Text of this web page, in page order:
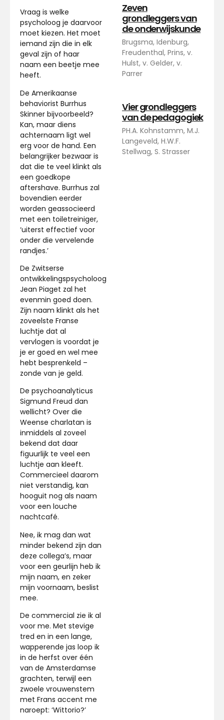
Vraag is welke
psycholoog je daarvoor
moet kiezen. Het moet
iemand zijn die in elk
geval zijn of haar
naam een beetje mee
heeft.
De Amerikaanse
behaviorist Burrhus
Skinner bijvoorbeeld?
Kan, maar diens
achternaam ligt wel
erg voor de hand. Een
belangrijker bezwaar is
dat die te veel klinkt als
een goedkope
aftershave. Burrhus zal
bovendien eerder
worden geassocieerd
met een toiletreiniger,
‘uiterst effectief voor
onder die vervelende
randjes.’
De Zwitserse
ontwikkelingspsycholoog
Jean Piaget zal het
evenmin goed doen.
Zijn naam klinkt als het
zoveelste Franse
luchtje dat al
vervlogen is voordat je
je er goed en wel mee
hebt besprenkeld –
zonde van je geld.
De psychoanalyticus
Sigmund Freud dan
wellicht? Over die
Weense charlatan is
inmiddels al zoveel
bekend dat daar
figuurlijk te veel een
luchtje aan kleeft.
Commercieel daarom
niet verstandig, kan
hooguit nog als naam
voor een louche
nachtcafé.
Nee, ik mag dan wat
minder bekend zijn dan
deze collega’s, maar
voor een geurlijn heb ik
mijn naam, en zeker
mijn voornaam, beslist
mee.
De commercial zie ik al
voor me. Met stevige
tred en in een lange,
wapperende jas loop ik
in de herfst over één
van de Amsterdamse
grachten, terwijl een
zwoele vrouwenstem
met Frans accent me
naroept: ‘Wittorio?’
Zeven
grondleggers van
de onderwijskunde
Brugsma, Idenburg,
Freudenthal, Prins, v.
Hulst, v. Gelder, v.
Parrer
Vier grondleggers
van de pedagogiek
PH.A. Kohnstamm, M.J.
Langeveld, H.W.F.
Stellwag, S. Strasser